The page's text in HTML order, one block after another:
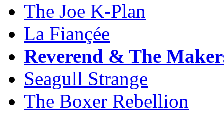
The Joe K-Plan
La Fiançée
Reverend & The
Seagull Strange
The Boxer Rebellion